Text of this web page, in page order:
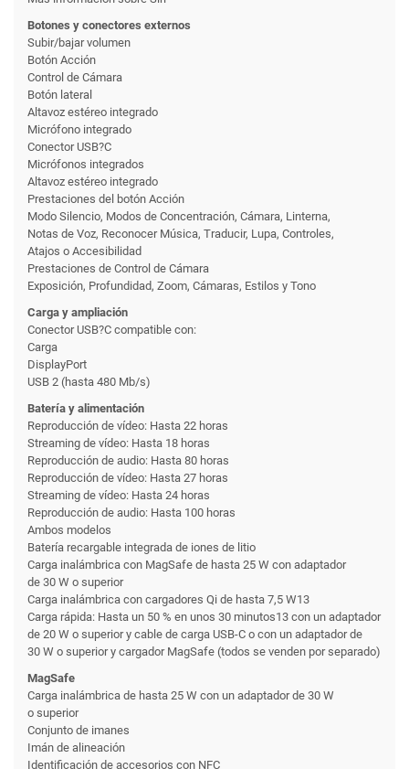
Botones y conectores externos
Subir/bajar volumen
Botón Acción
Control de Cámara
Botón lateral
Altavoz estéreo integrado
Micrófono integrado
Conector USB?C
Micrófonos integrados
Altavoz estéreo integrado
Prestaciones del botón Acción
Modo Silencio, Modos de Concentración, Cámara, Linterna,
Notas de Voz, Reconocer Música, Traducir, Lupa, Controles,
Atajos o Accesibilidad
Prestaciones de Control de Cámara
Exposición, Profundidad, Zoom, Cámaras, Estilos y Tono
Carga y ampliación
Conector USB?C compatible con:
Carga
DisplayPort
USB 2 (hasta 480 Mb/s)
Batería y alimentación
Reproducción de vídeo: Hasta 22 horas
Streaming de vídeo: Hasta 18 horas
Reproducción de audio: Hasta 80 horas
Reproducción de vídeo: Hasta 27 horas
Streaming de vídeo: Hasta 24 horas
Reproducción de audio: Hasta 100 horas
Ambos modelos
Batería recargable integrada de iones de litio
Carga inalámbrica con MagSafe de hasta 25 W con adaptador
de 30 W o superior
Carga inalámbrica con cargadores Qi de hasta 7,5 W13
Carga rápida: Hasta un 50 % en unos 30 minutos13 con un adaptador
de 20 W o superior y cable de carga USB-C o con un adaptador de
30 W o superior y cargador MagSafe (todos se venden por separado)
MagSafe
Carga inalámbrica de hasta 25 W con un adaptador de 30 W
o superior
Conjunto de imanes
Imán de alineación
Identificación de accesorios con NFC